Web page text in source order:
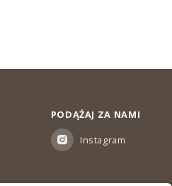
PODĄŻAJ ZA NAMI
Instagram